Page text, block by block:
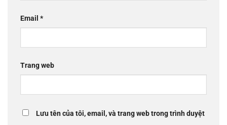
Email *
Trang web
Lưu tên của tôi, email, và trang web trong trình duyệt